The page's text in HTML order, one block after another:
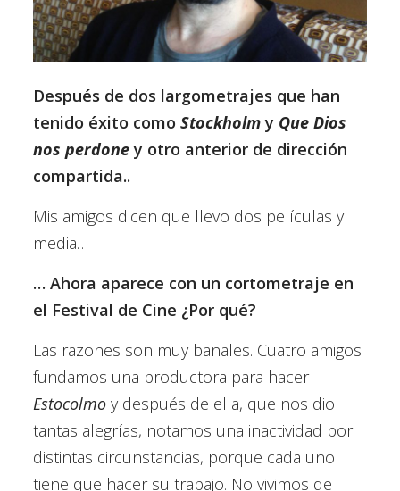
Después de dos largometrajes que han
tenido éxito como Stockholmy Que Dios
nos perdoney otro anterior de dirección
compartida..
Mis amigos dicen que llevo dos películas y
media…
… Ahora aparece con un cortometraje en
el Festival de Cine ¿Por qué?
Las razones son muy banales. Cuatro amigos
fundamos una productora para hacer
Estocolmoy después de ella, que nos dio
tantas alegrías, notamos una inactividad por
distintas circunstancias, porque cada uno
tiene que hacer su trabajo. No vivimos de